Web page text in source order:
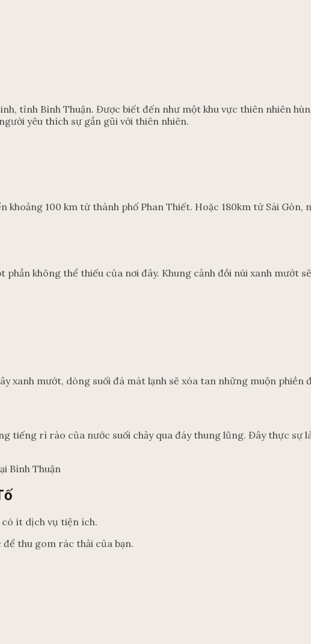
tỉnh Bình Thuận. Được biết đến như một khu vực thiên nhiên
yêu thích sự gần gũi với thiên nhiên.
khoảng 100 km từ thành phố Phan Thiết. Hoặc 180km từ Sài Gòn,
không thể thiếu của nơi đây. Khung cảnh đồi núi xanh mướt
xanh mướt, dòng suối đá mát lạnh sẽ xóa tan những muộn phiền
tiếng rì rào của nước suối chảy qua đáy thung lũng. Đây thực sự
Bình Thuận
có ít dịch vụ tiện ích.
thu gom rác thải của bạn.